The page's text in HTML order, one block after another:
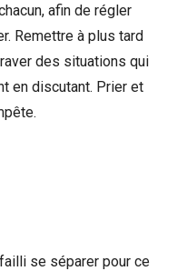
afin de régler
Remettre à plus tard
des situations qui
en discutant. Prier et
se séparer pour ce